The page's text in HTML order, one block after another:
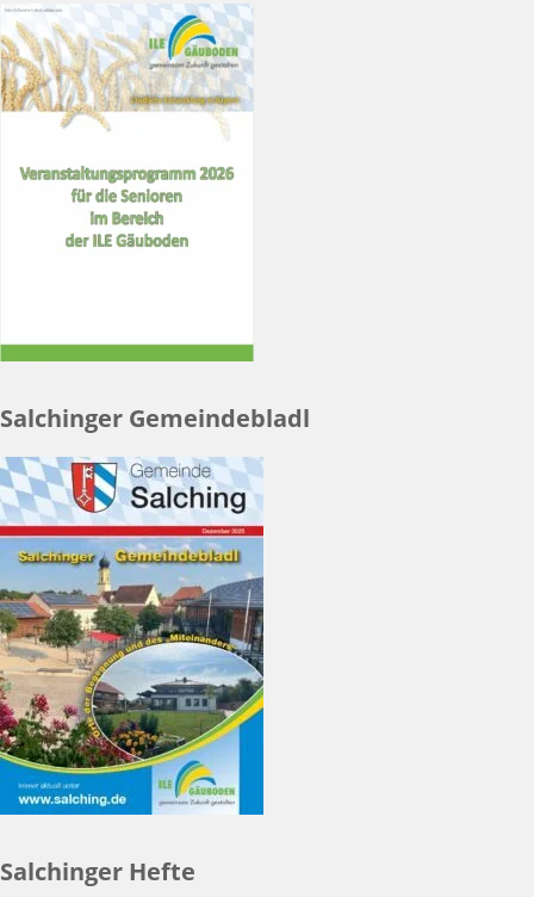
Salchinger Gemeindebladl
Salchinger Hefte